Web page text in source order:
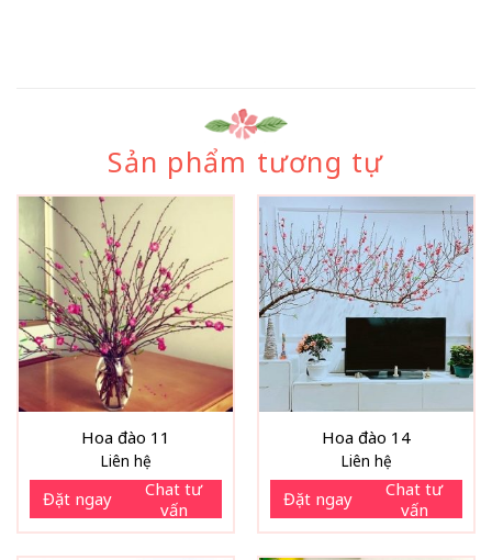
Sản phẩm tương tự
Hoa đào 11
Liên hệ
Đặt ngay
Chat tư
vấn
Hoa đào 14
Liên hệ
Đặt ngay
Chat tư
vấn